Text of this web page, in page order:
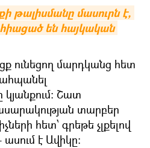
թալիսմանը մասուրն է,
են հայկական
ունեցող մարդկանց հետ
կյանքում։ Շատ
տարբեր
հետ՝ գրեթե չլքելով
է Ավիկը։